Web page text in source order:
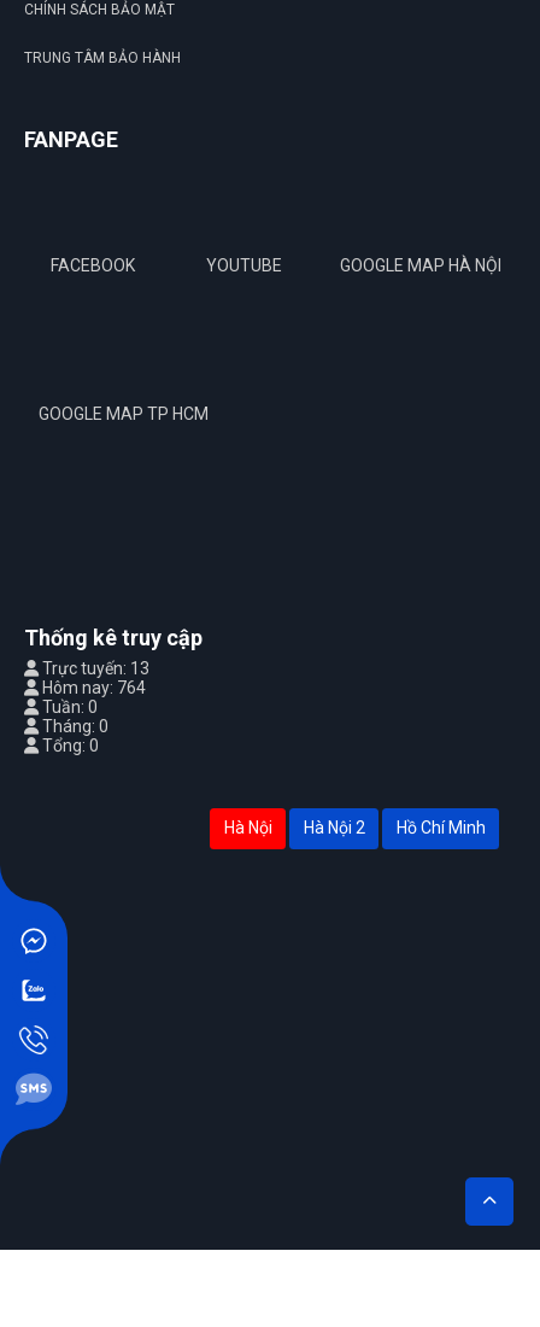
CHÍNH SÁCH BẢO MẬT
TRUNG TÂM BẢO HÀNH
FANPAGE
FACEBOOK YOUTUBE GOOGLE MAP HÀ NỘI
GOOGLE MAP TP HCM
Thống kê truy cập
Trực tuyến: 13
Hôm nay: 764
Tuần: 0
Tháng: 0
Tổng: 0
Hà Nội Hà Nội 2 Hồ Chí Minh